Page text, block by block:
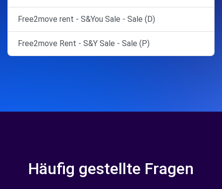
Free2move rent - S&You Sale - Sale (D)
Free2move Rent - S&Y Sale - Sale (P)
Häufig gestellte Fragen